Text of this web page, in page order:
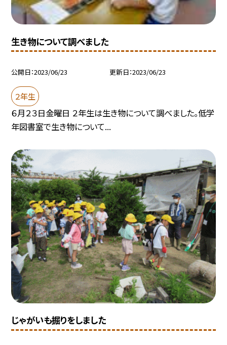
生き物について調べました
公開日 2023/06/23 更新日 2023/06/23
２年生
６月２３日金曜日 ２年生は生き物について調べました。低学
年図書室で生き物について...
じゃがいも掘りをしました